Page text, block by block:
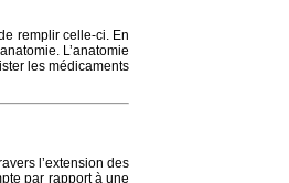
remplir celle-ci. En
L’anatomie
les médicaments
l’extension des
par rapport à une